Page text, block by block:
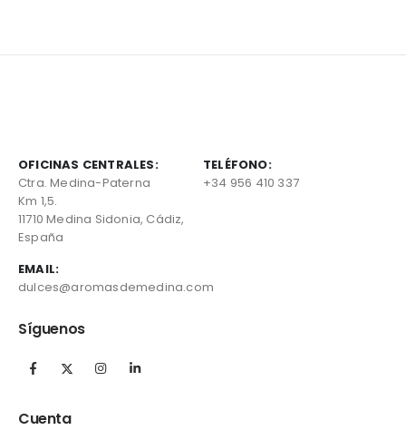
OFICINAS CENTRALES:
Ctra. Medina-Paterna
Km 1,5.
11710 Medina Sidonia, Cádiz,
España
TELÉFONO:
+34 956 410 337
EMAIL:
dulces@aromasdemedina.com
Síguenos
Cuenta